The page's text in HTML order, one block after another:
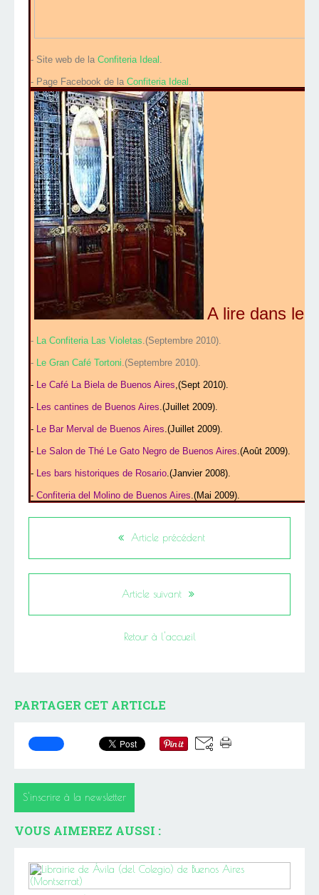
- Site web de la Confiteria Ideal .
- Page Facebook de la Confiteria Ideal .
A lire dans le
- La Confiteria Las Violetas.(Septembre 2010).
- Le Gran Café Tortoni.(Septembre 2010).
- Le Café La Biela de Buenos Aires,(Sept 2010).
- Les cantines de Buenos Aires.(Juillet 2009).
- Le Bar Merval de Buenos Aires.(Juillet 2009).
- Le Salon de Thé Le Gato Negro de Buenos Aires.(Août 2009).
- Les bars historiques de Rosario.(Janvier 2008).
- Confiteria del Molino de Buenos Aires.(Mai 2009).
Article précédent
Article suivant
Retour à l'accueil
PARTAGER CET ARTICLE
S'inscrire à la newsletter
VOUS AIMEREZ AUSSI :